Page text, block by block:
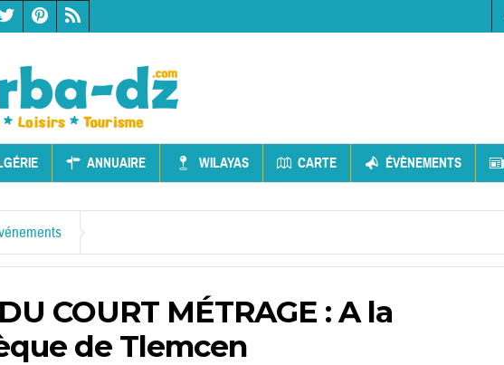
ANNUAIRE WILAYAS CARTE ÉVÈNEMENTS
COURT MÉTRAGE : A la
de Tlemcen